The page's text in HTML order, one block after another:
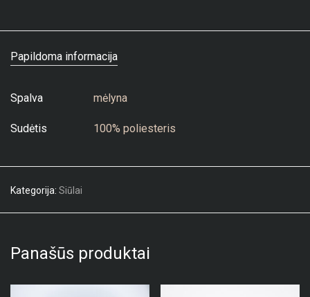
Papildoma informacija
Spalva mėlyna
Sudėtis 100% poliesteris
Kategorija: Siūlai
Panašūs produktai